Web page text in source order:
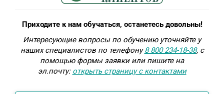
Приходите к нам обучаться, останетесь довольны!
Интересующие вопросы по обучению уточняйте у
наших специалистов по телефону8 800 234-18-38, с
помощью формы заявки или пишите на
эл.почту: открыть страницу с контактами